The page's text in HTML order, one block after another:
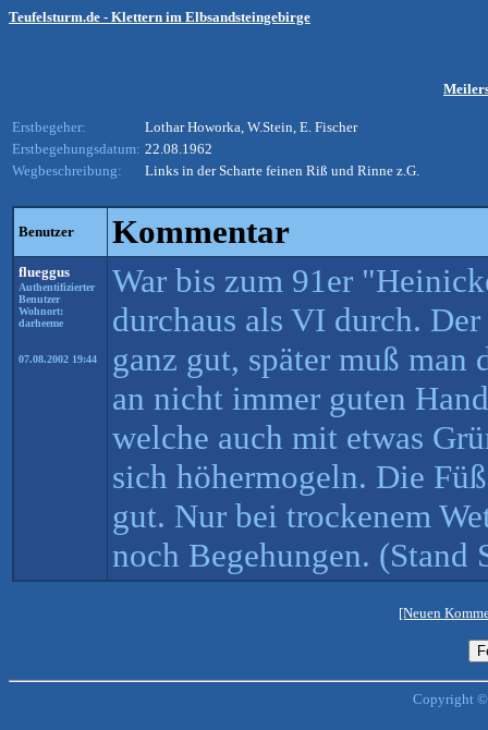
Teufelsturm.de - Klettern im Elbsandsteingebirge
Erstbegeher:
Lothar Howorka, W.Stein, E. Fischer
Erstbegehungsdatum: 22.08.1962
Wegbeschreibung:
Links in der Scharte feinen Riß und Rinne z.G.
Benutzer Kommentar
flueggus
Authentifizierter
Benutzer
Wohnort:
darheeme
07.08.2002 19:44
War bis zum 91er
durchaus als VI durch.
ganz gut, später muß man
an nicht immer guten
welche auch mit etwas
sich höhermogeln. Die
gut. Nur bei trockenem
noch Begehungen. (Stand
[Neuen
Copyright ©